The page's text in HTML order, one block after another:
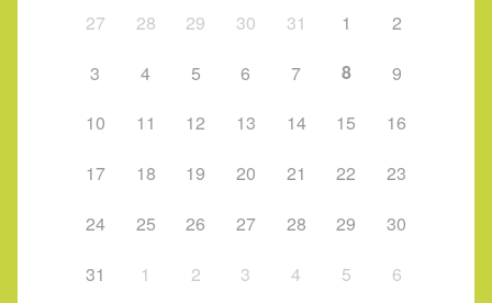
27
28 29 30 31 1
2
3
4 5 6 7 8
9
10
11 12 13 14 15
16
17
18 19 20 21 22
23
24
25 26 27 28 29
30
31
1 2 3 4 5 6